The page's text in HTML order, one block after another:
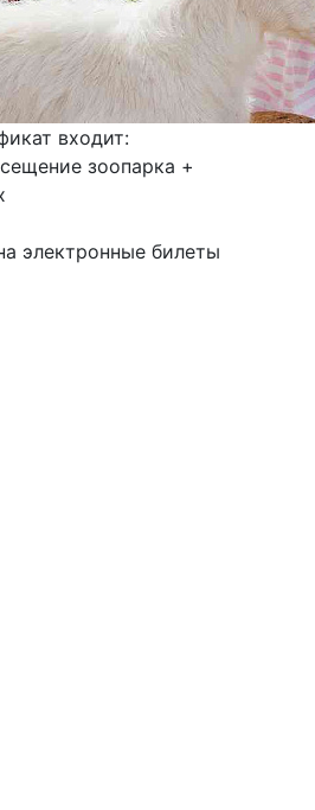
входит:
зоопарка +
электронные билеты